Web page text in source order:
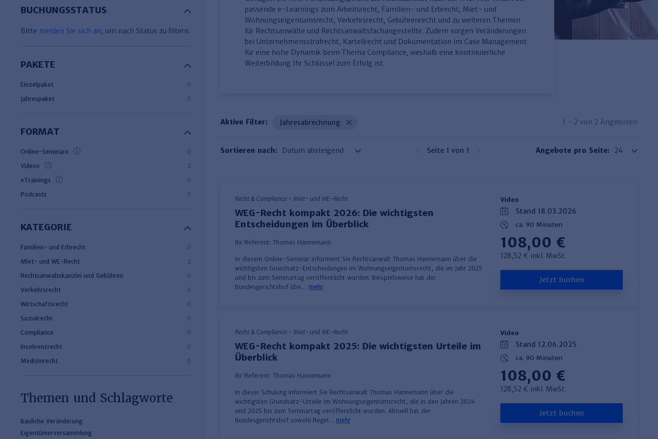
BUCHUNGSSTATUS
Bitte melden Sie sich an, um nach Status zu filtern.
PAKETE
Einzelpaket
0
Jahrespaket
0
FORMAT
Online-Seminare
0
Videos
2
eTrainings
0
Podcasts
0
KATEGORIE
Familien- und Erbrecht
0
Miet- und WE-Recht
2
Rechtsanwaltskanzlei und Gebühren
0
Verkehrsrecht
0
Wirtschaftsrecht
0
Sozialrecht
0
Compliance
0
Insolvenzrecht
0
Medizinrecht
0
passende e-Learnings zum Arbeitsrecht, Familien- und Erbrecht, Miet- und
Wohnungseigentumsrecht, Verkehrsrecht, Gebührenrecht und zu weiteren Themen
für Rechtsanwälte und Rechtsanwaltsfachangestellte. Zudem sorgen Veränderungen
bei Unternehmensstrafrecht, Kartellrecht und Dokumentation im Case Management
für eine hohe Dynamik beim Thema Compliance, weshalb eine kontinuierliche
Weiterbildung Ihr Schlüssel zum Erfolg ist.
1 - 2 von 2 Angeboten
Aktive Filter: Jahresabrechnung
Sortieren nach: Angebote pro Seite:
Seite 1 von 1
Recht & Compliance - Miet- und WE-Recht
WEG-Recht kompakt 2026: Die wichtigsten
Entscheidungen im Überblick
Ihr Referent: Thomas Hannemann
In diesem Online-Seminar informiert Sie Rechtsanwalt Thomas Hannemann über die
wichtigsten Grundsatz-Entscheidungen im Wohnungseigentumsrecht, die im Jahr 2025
und bis zum Seminartag veröffentlicht wurden. Beispielsweise hat der
Bundesgerichtshof übe… mehr
Video
Stand 18.03.2026
ca. 90 Minuten
108,00 €
128,52 € inkl. MwSt.
Jetzt buchen
Recht & Compliance - Miet- und WE-Recht
WEG-Recht kompakt 2025: Die wichtigsten Urteile im
Überblick
Ihr Referent: Thomas Hannemann
In dieser Schulung informiert Sie Rechtsanwalt Thomas Hannemann über die
wichtigsten Grundsatz-Urteile im Wohnungseigentumsrecht, die in den Jahren 2024
und 2025 bis zum Seminartag veröffentlicht wurden. Aktuell hat der
Bundesgerichtshof sowohl Regel… mehr
Video
Stand 12.06.2025
ca. 90 Minuten
108,00 €
128,52 € inkl. MwSt.
Jetzt buchen
Themen und Schlagworte
Bauliche Veränderung
Eigentümerversammlung